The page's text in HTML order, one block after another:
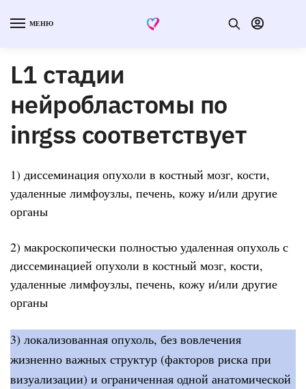
МЕНЮ
L1 стадии
нейробластомы по
inrgss соответствует
1) диссеминация опухоли в костный мозг, кости,
удаленные лимфоузлы, печень, кожу и/или другие
органы
2) макроскопически полностью удаленная опухоль с
диссеминацией опухоли в костный мозг, кости,
удаленные лимфоузлы, печень, кожу и/или другие
органы
3) локализованная опухоль, без вовлечения
жизненно важных структур (факторов риска при
визуализации) и ограниченная одной анатомической